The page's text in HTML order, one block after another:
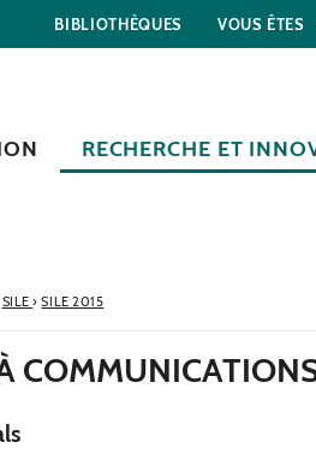
BIBLIOTHÈQUES VOUS ÊTES
RECHERCHE ET
SILE› SILE 2015